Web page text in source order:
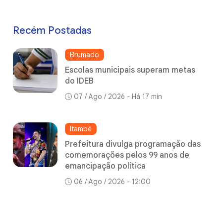
Recém Postadas
Brumado
Escolas municipais superam metas
do IDEB
07 / Ago / 2026 - Há 17 min
Itambé
Prefeitura divulga programação das
comemorações pelos 99 anos de
emancipação política
06 / Ago / 2026 - 12:00